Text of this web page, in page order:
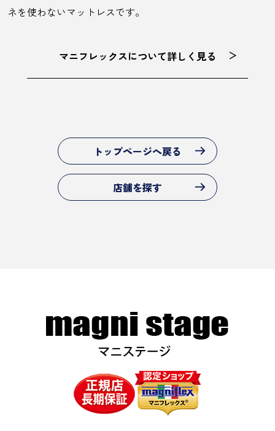
ネを使わないマットレスです。
マニフレックスについて詳しく見る
トップページへ戻る
店舗を探す